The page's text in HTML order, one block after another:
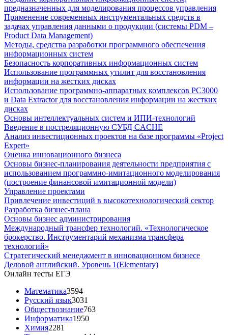
предназначенных для моделирования процессов управления
Применение современных инструментальных средств в
задачах управления данными о продукции (системы PDM –
Product Data Management)
Методы, средства разработки программного обеспечения
информационных систем
Безопасность корпоративных информационных систем
Использование программных утилит для восстановления
информации на жестких дисках
Использование программно-аппаратных комплексов РС3000
и Data Extractor для восстановления информации на жестких
дисках
Основы интеллектуальных систем и ИПИ-технологий
Введение в постреляционную СУБД CACHE
Анализ инвестиционных проектов на базе программы «Project
Expert»
Оценка инновационного бизнеса
Основы бизнес-планирования деятельности предприятия с
использованием программно-имитационного моделирования
(построение финансовой имитационной модели)
Управление проектами
Привлечение инвестиций в высокотехнологический сектор
Разработка бизнес-плана
Основы бизнес администрирования
Международный трансфер технологий. «Технологическое
брокерство. Инструментарий механизма трансфера
технологий»
Стратегический менеджмент в инновационном бизнесе
Деловой английский. Уровень 1(Elementary)
Онлайн тесты ЕГЭ
Математика3594
Русский язык3031
Обществознание763
Информатика1950
Химия2281